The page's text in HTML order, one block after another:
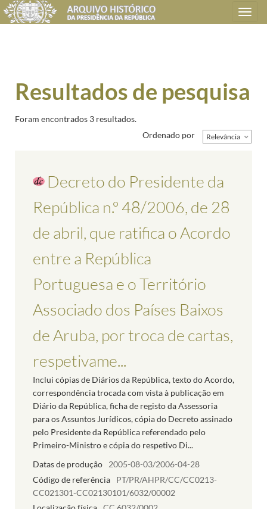
Toggle
navigation
Resultados de pesquisa
Foram encontrados 3 resultados.
Ordenado por
Relevância
Decreto do Presidente da
República n.º 48/2006, de 28
de abril, que ratifica o Acordo
entre a República
Portuguesa e o Território
Associado dos Países Baixos
de Aruba, por troca de cartas,
respetivame...
Inclui cópias de Diários da República, texto do Acordo,
correspondência trocada com vista à publicação em
Diário da República, ficha de registo da Assessoria
para os Assuntos Jurídicos, cópia do Decreto assinado
pelo Presidente da República referendado pelo
Primeiro-Ministro e cópia do respetivo Di...
Datas de produção
2005-08-03/2006-04-28
Código de referência
PT/PR/AHPR/CC/CC0213-
CC021301-CC02130101/6032/00002